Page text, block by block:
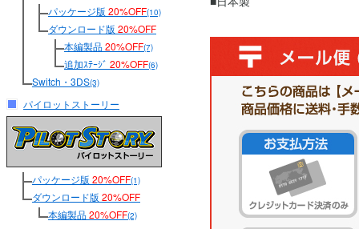
パッケージ版 20%OFF(10)
ダウンロード版 20%OFF
本編製品20%OFF(7)
追加ｽﾃｰｼﾞ 20%OFF(6)
Switch・3DS(3)
パイロットストーリー
パッケージ版 20%OFF(1)
ダウンロード版 20%OFF
本編製品20%OFF(2)